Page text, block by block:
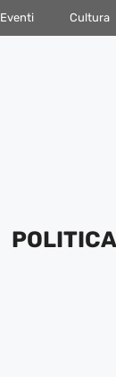
Eventi Cultura